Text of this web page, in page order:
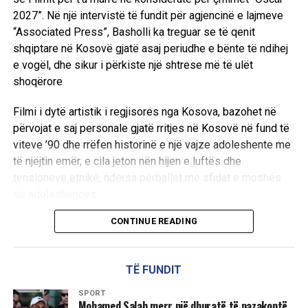
2027”. Në një intervistë të fundit për agjencinë e lajmeve
“Associated Press”, Basholli ka treguar se të qenit
shqiptare në Kosovë gjatë asaj periudhe e bënte të ndihej
e vogël, dhe sikur i përkiste një shtrese më të ulët
shoqërore
Filmi i dytë artistik i regjisores nga Kosova, bazohet në
përvojat e saj personale gjatë rritjes në Kosovë në fund të
viteve ’90 dhe rrëfen historinë e një vajze adoleshente me
të njëjtin emër, e cila jeton nën hijen e luftës dhe
tensioneve etnike, ndërsa përballet me sfidat e moshës
Në një intervistë të fundit për agjencinë e lajmeve
e vogël, dhe sikur i përkiste një shtrese më të ulët
shoqërore.
CONTINUE READING
TË FUNDIT
SPORT